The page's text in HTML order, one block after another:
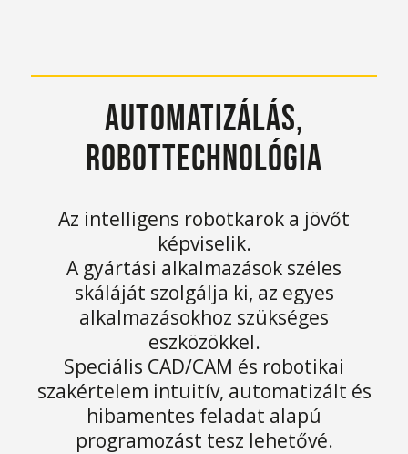
AUTOMATIZÁLÁS,
ROBOTTECHNOLÓGIA
Az intelligens robotkarok a jövőt
képviselik.
A gyártási alkalmazások széles
skáláját szolgálja ki, az egyes
alkalmazásokhoz szükséges
eszközökkel.
Speciális CAD/CAM és robotikai
szakértelem intuitív, automatizált és
hibamentes feladat alapú
programozást tesz lehetővé.